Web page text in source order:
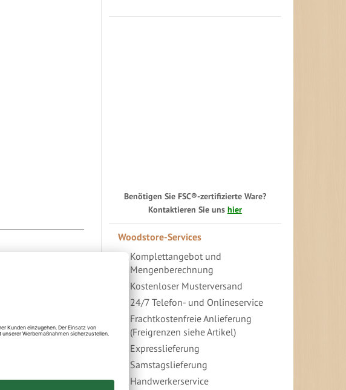
Benötigen Sie FSC®-zertifizierte Ware?
Kontaktieren Sie uns hier
Woodstore-Services
Komplettangebot und
Mengenberechnung
Kostenloser Musterversand
24/7 Telefon- und Onlineservice
Frachtkostenfreie Anlieferung
(Freigrenzen siehe Artikel)
Expresslieferung
Samstagslieferung
Handwerkerservice